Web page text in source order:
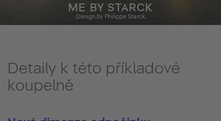
ME BY STARCK
Design by Philippe Starck
Detaily k této příkladové
koupelně